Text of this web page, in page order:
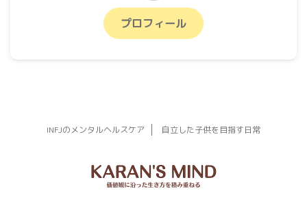
プロフィール
INFJのメンタルヘルスケア 自立した子供を目指す日常